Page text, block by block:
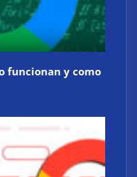
funcionan y como